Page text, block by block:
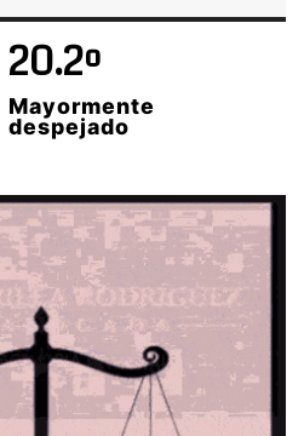
20.2º
Mayormente
despejado